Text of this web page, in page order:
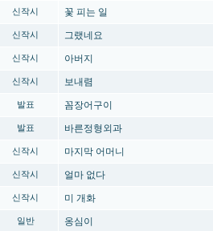
신작시 꽃 피는 일
신작시 그랬네요
신작시 아버지
신작시 보내렴
발표 꼼장어구이
발표 바른정형외과
신작시 마지막 어머니
신작시 얼마 없다
신작시 미 개화
일반 옹심이